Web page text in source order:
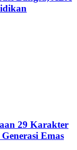
29 Karakter
Emas